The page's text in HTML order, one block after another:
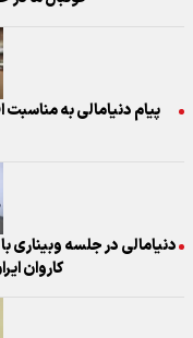
پیام دنیامالی به مناسبت
دنیامالی در جلسه وبیناری
کاروان